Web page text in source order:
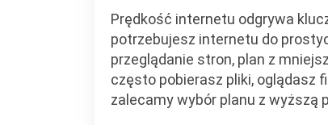
Prędkość internetu odgrywa
potrzebujesz internetu do
przeglądanie stron, plan z
często pobierasz pliki, oglądasz
zalecamy wybór planu z wyższą